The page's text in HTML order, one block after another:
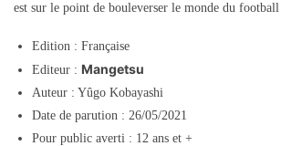
est sur le point de bouleverser le monde du
Edition : Française
Editeur : Mangetsu
Auteur : Yûgo Kobayashi
Date de parution : 26/05/2021
Pour public averti : 12 ans et +